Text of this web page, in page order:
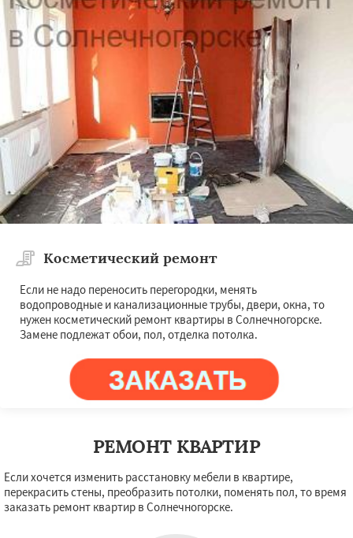
Косметический ремонт
Если не надо переносить перегородки, менять
водопроводные и канализационные трубы, двери, окна, то
нужен косметический ремонт квартиры в Солнечногорске.
Замене подлежат обои, пол, отделка потолка.
РЕМОНТ КВАРТИР
Если хочется изменить расстановку мебели в квартире,
перекрасить стены, преобразить потолки, поменять пол, то время
заказать ремонт квартир в Солнечногорске.